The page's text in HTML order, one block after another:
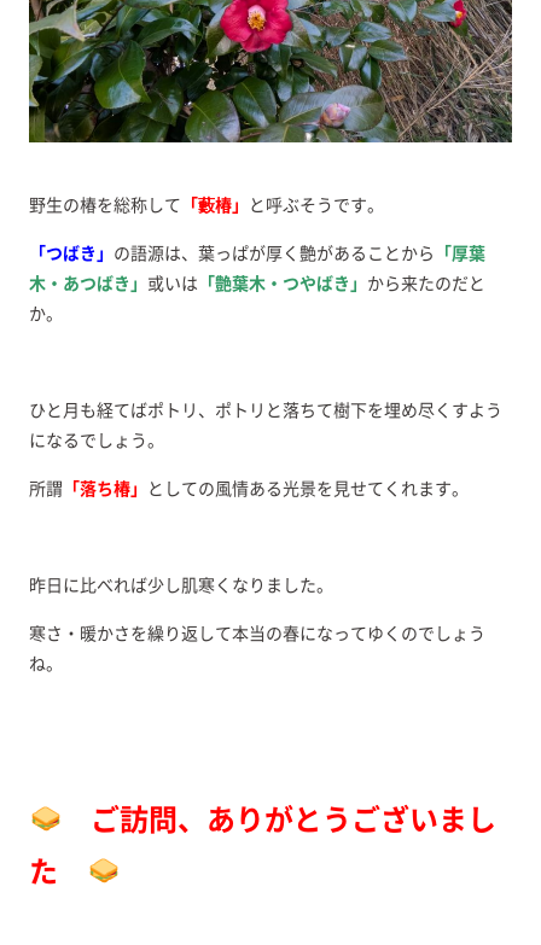
野生の椿を総称して 「藪椿」 と呼ぶそうです。
「つばき」 の語源は、葉っぱが厚く艶があることから
「厚葉
木・あつばき」 或いは 「艶葉木・つやばき」 から来たのだと
か。
ひと月も経てばポトリ、ポトリと落ちて樹下を埋め尽くすよう
になるでしょう。
所謂 「落ち椿」 としての風情ある光景を見せてくれます。
昨日に比べれば少し肌寒くなりました。
寒さ・暖かさを繰り返して本当の春になってゆくのでしょう
ね。
ご訪問、ありがとうございまし
た